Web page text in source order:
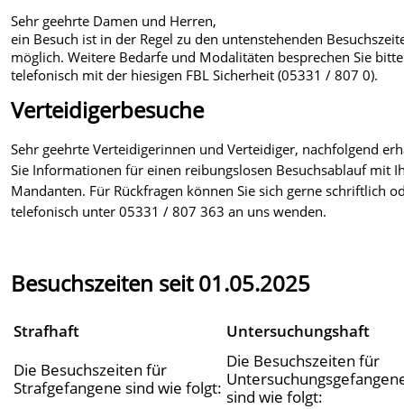
Sehr geehrte Damen und Herren,
ein Besuch ist in der Regel zu den untenstehenden
möglich. Weitere Bedarfe und Modalitäten besprechen Sie bitte
telefonisch mit der hiesigen FBL Sicherheit (05331 / 807 0).
Verteidigerbesuche
Sehr geehrte Verteidigerinnen und Verteidiger, nachfolgend
Sie Informationen für einen reibungslosen Besuchsablauf mit
Mandanten. Für Rückfragen können Sie sich gerne schriftlich
telefonisch unter 05331 / 807 363 an uns wenden.
Besuchszeiten seit 01.05.2025
Strafhaft
Untersuchungshaft
Die Besuchszeiten für
Strafgefangene sind wie folgt:
Die Besuchszeiten für
sind wie folgt: